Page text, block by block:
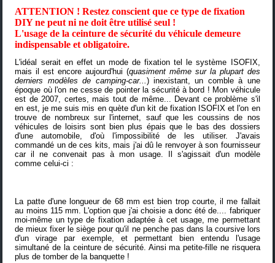
ATTENTION ! Restez conscient que ce type de fixation
DIY ne peut ni ne doit être utilisé seul !
L'usage de la ceinture de sécurité du véhicule demeure
indispensable et obligatoire.
L'idéal serait en effet un mode de fixation tel le système ISOFIX,
mais il est encore aujourd'hui (quasiment même sur la plupart des
derniers modèles de camping-car...) inexistant, un comble à une
époque où l'on ne cesse de pointer la sécurité à bord ! Mon véhicule
est de 2007, certes, mais tout de même... Devant ce problème s'il
en est, je me suis mis en quète d'un kit de fixation ISOFIX et l'on en
trouve de nombreux sur l'internet, sauf que les coussins de nos
véhicules de loisirs sont bien plus épais que le bas des dossiers
d'une automobile, d'où l'impossibilité de les utiliser. J'avais
commandé un de ces kits, mais j'ai dû le renvoyer à son fournisseur
car il ne convenait pas à mon usage. Il s'agissait d'un modèle
comme celui-ci :
La patte d'une longueur de 68 mm est bien trop courte, il me fallait
au moins 115 mm. L'option que j'ai choisie a donc été de.... fabriquer
moi-même un type de fixation adaptée à cet usage, me permettant
de mieux fixer le siège pour qu'il ne penche pas dans la coursive lors
d'un virage par exemple, et permettant bien entendu l'usage
simultané de la ceinture de sécurité. Ainsi ma petite-fille ne risquera
plus de tomber de la banquette !